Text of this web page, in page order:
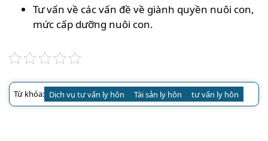
Tư vấn về các vấn đề về giành quyền nuôi con,
mức cấp dưỡng nuôi con.
Từ khóa: Dịch vụ tư vấn ly hôn Tài sản ly hôn tư vấn ly hôn